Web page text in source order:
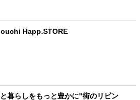
Happ.STORE
暮らしをもっと豊かに"街のリビン